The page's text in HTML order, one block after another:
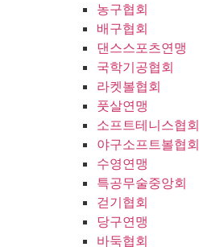
농구협회
배구협회
댄스스포츠연맹
국학기공협회
라켓볼협회
풋살연맹
소프트테니스협회
야구소프트볼협회
수영연맹
특공무술중앙회
걷기협회
당구연맹
바둑협회